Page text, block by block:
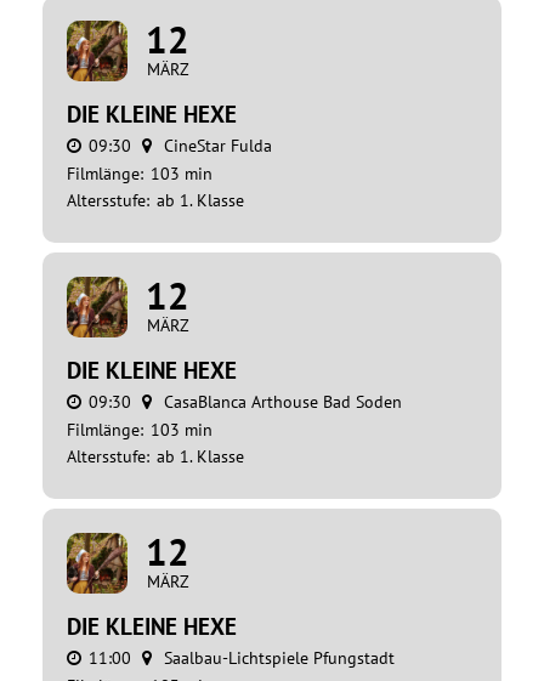
12
MÄRZ
DIE KLEINE HEXE
09:30
CineStar Fulda
Filmlänge: 103 min
Altersstufe: ab 1. Klasse
12
MÄRZ
DIE KLEINE HEXE
09:30
CasaBlanca Arthouse Bad Soden
Filmlänge: 103 min
Altersstufe: ab 1. Klasse
12
MÄRZ
DIE KLEINE HEXE
11:00
Saalbau-Lichtspiele Pfungstadt